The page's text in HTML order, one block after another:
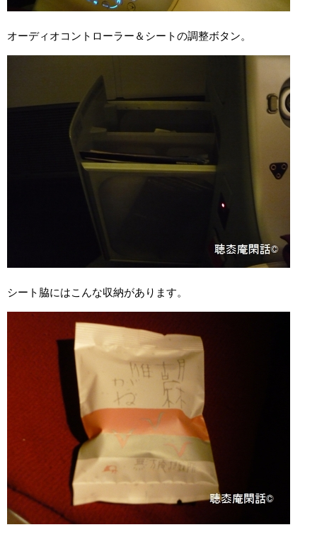
オーディオコントローラー＆シートの調整ボタン。
シート脇にはこんな収納があります。